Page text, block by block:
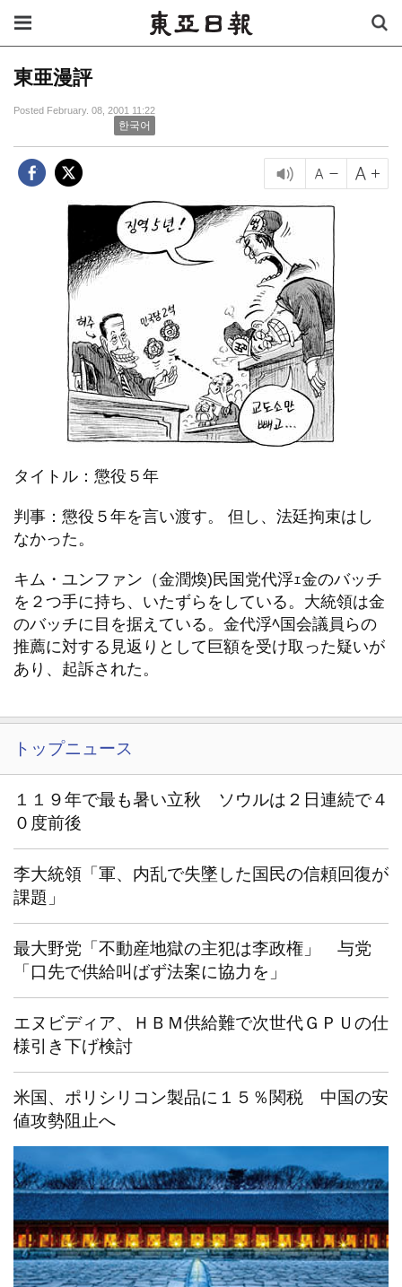
東亜漫評
Posted February. 08, 2001 11:22
한국어
タイトル：懲役５年
判事：懲役５年を言い渡す。 但し、法廷拘束はし
なかった。
キム・ユンファン（金潤煥)民国党代浮ｪ金のバッチ
を２つ手に持ち、いたずらをしている。大統領は金
のバッチに目を据えている。金代浮ﾍ国会議員らの
推薦に対する見返りとして巨額を受け取った疑いが
あり、起訴された。
トップニュース
１１９年で最も暑い立秋 ソウルは２日連続で４
０度前後
李大統領「軍、内乱で失墜した国民の信頼回復が
課題」
最大野党「不動産地獄の主犯は李政権」 与党
「口先で供給叫ばず法案に協力を」
エヌビディア、ＨＢＭ供給難で次世代ＧＰＵの仕
様引き下げ検討
米国、ポリシリコン製品に１５％関税 中国の安
値攻勢阻止へ